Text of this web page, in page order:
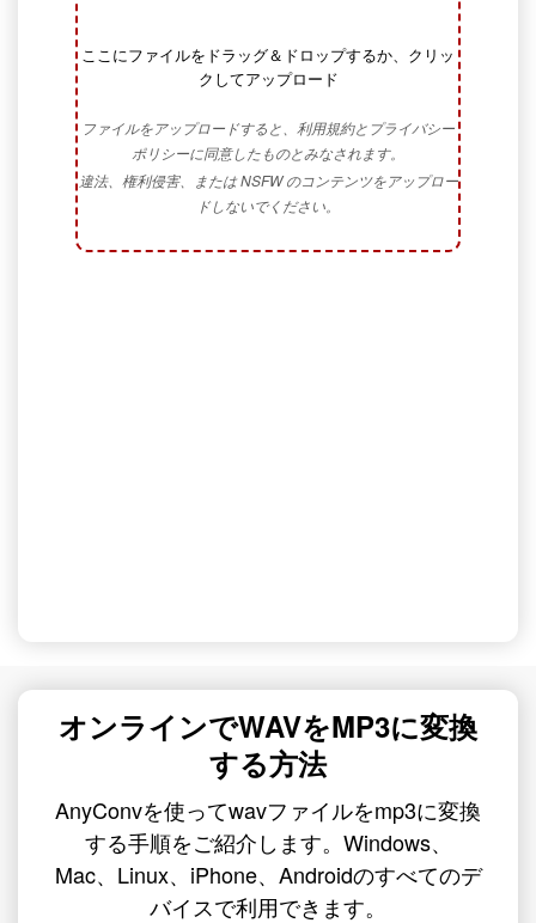
ここにファイルをドラッグ＆ドロップするか、クリッ
クしてアップロード
ファイルをアップロードすると、利用規約とプライバシー
ポリシーに同意したものとみなされます。
違法、権利侵害、または NSFW のコンテンツをアップロー
ドしないでください。
オンラインでWAVをMP3に変換
する方法
AnyConvを使ってwavファイルをmp3に変換
する手順をご紹介します。Windows、
Mac、Linux、iPhone、Androidのすべてのデ
バイスで利用できます。